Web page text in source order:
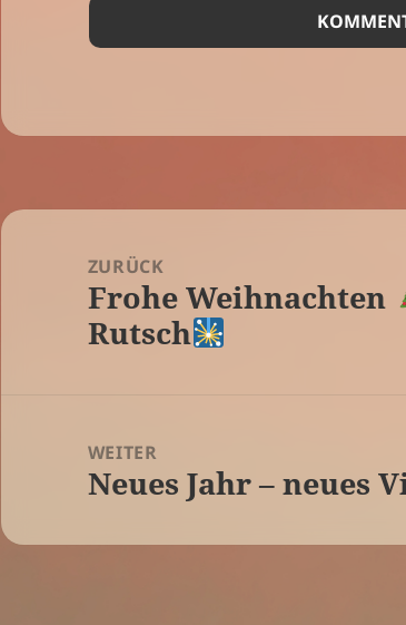
Beitragsnavigation
ZURÜCK
Vorheriger
Beitrag:
Frohe Weihnachten
Rutsch
WEITER
Nächster
Neues Jahr – neues